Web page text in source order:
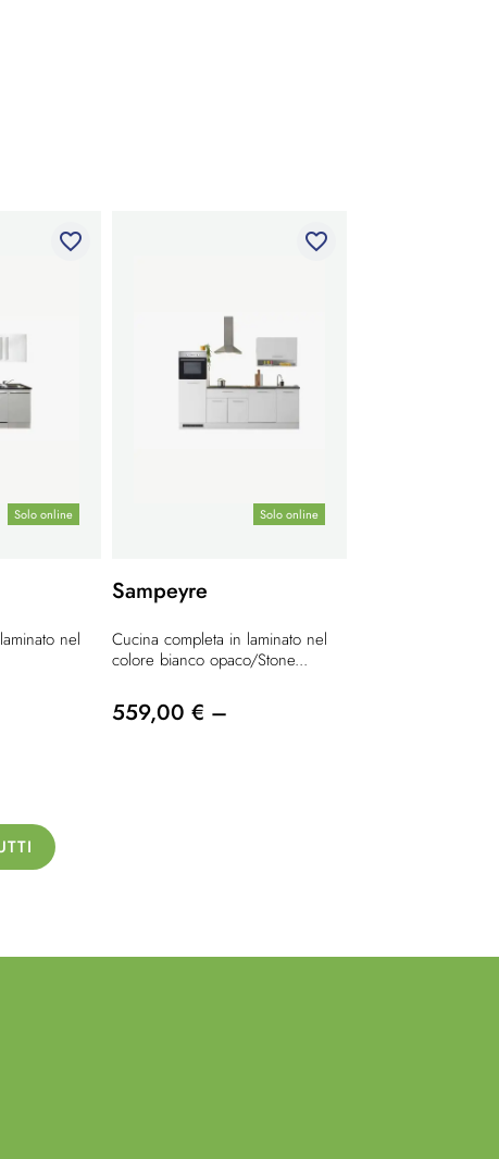
Solo online
favorite_border
nel
Solo online
favorite_border
Sampeyre
Cucina completa in laminato nel
colore bianco opaco/Stone...
559,00 € –